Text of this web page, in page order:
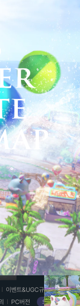
이벤트&UGC규약
PC버전 오픈 API